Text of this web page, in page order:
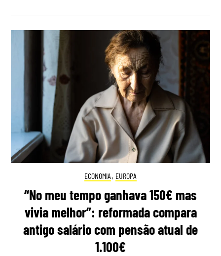
ECONOMIA , EUROPA
“No meu tempo ganhava 150€ mas
vivia melhor”: reformada compara
antigo salário com pensão atual de
1.100€